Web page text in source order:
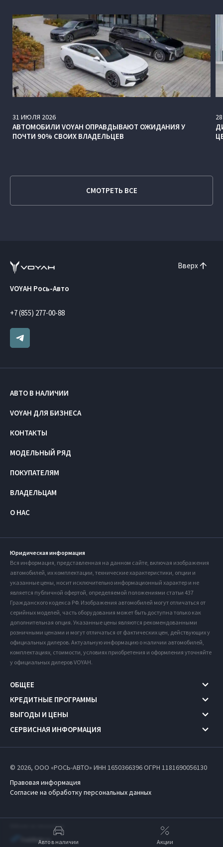
31 ИЮЛЯ 2026
АВТОМОБИЛИ VOYAH ОПРАВДЫВАЮТ ОЖИДАНИЯ У
ПОЧТИ 90% СВОИХ ВЛАДЕЛЬЦЕВ
28
СМОТРЕТЬ ВСЕ
Вверх
VOYAH Рось-Авто
+7 (855) 277-00-88
АВТО В НАЛИЧИИ
VOYAH ДЛЯ БИЗНЕСА
КОНТАКТЫ
МОДЕЛЬНЫЙ РЯД
ПОКУПАТЕЛЯМ
ВЛАДЕЛЬЦАМ
О НАС
Юридическая информация
Вся информация, представленная на данном сайте, включая изображения
автомобилей, их комплектации, технические характеристики, опции и
указанные цены, носит исключительно информационный характер и не
является публичной офертой, определяемой положениями статьи 437
Гражданского кодекса РФ. Изображения автомобилей могут отличаться от
серийных моделей, часть оборудования может быть доступна только как
дополнительная опция. Указанные цены являются рекомендованными
розничными ценами и могут отличаться от фактических цен, действующих у
официальных дилеров. Актуальную информацию о наличии автомобилей,
комплектациях, стоимости, условиях приобретения и оформления уточняйте
у официальных дилеров VOYAH.
ОБЩЕЕ
КРЕДИТНЫЕ ПРОГРАММЫ
ВЫГОДЫ И ЦЕНЫ
СЕРВИСНАЯ ИНФОРМАЦИЯ
© 2026, ООО «РОСЬ-АВТО» ИНН 1650366396ОГРН 1181690056130
Правовая информация
Согласие на обработку персональных данных
Работает на технологиях
Авто в наличии Акции